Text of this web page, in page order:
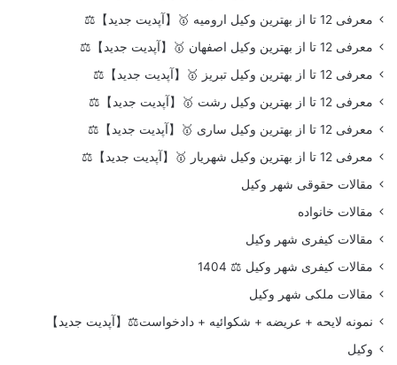
معرفی 12 تا از بهترین وکیل ارومیه 🥇【آپدیت جدید】⚖️
معرفی 12 تا از بهترین وکیل اصفهان 🥇【آپدیت جدید】⚖️
معرفی 12 تا از بهترین وکیل تبریز 🥇【آپدیت جدید】⚖️
معرفی 12 تا از بهترین وکیل رشت 🥇【آپدیت جدید】⚖️
معرفی 12 تا از بهترین وکیل ساری 🥇【آپدیت جدید】⚖️
معرفی 12 تا از بهترین وکیل شهریار 🥇【آپدیت جدید】⚖️
مقالات حقوقی شهر وکیل
مقالات خانواده
مقالات کیفری شهر وکیل
مقالات کیفری شهر وکیل ⚖️ 1404
مقالات ملکی شهر وکیل
نمونه لایحه + عریضه + شکوائیه + دادخواست⚖️【آپدیت جدید】
وکیل